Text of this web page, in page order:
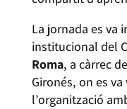
La jornada es va
institucional del
Roma, a càrrec
Gironés, on es
l’organització